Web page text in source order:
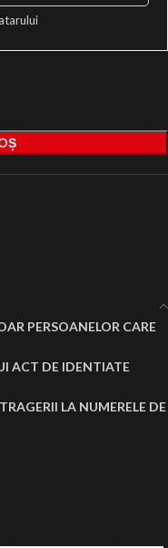
PERSOANELOR CARE
ACT DE IDENTIATE
LA NUMERELE DE